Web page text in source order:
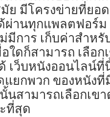
ย มีโครงข่ายที่ยอ
ผ่านทุกแพลตฟอร์ม
การ เก็บค่าสำหรั
ดก็สามารถ เลือก
เว็บหนังออนไลน์
ยกพวก ของหนังที่
นสามารถเลือกเ
ที่สุด